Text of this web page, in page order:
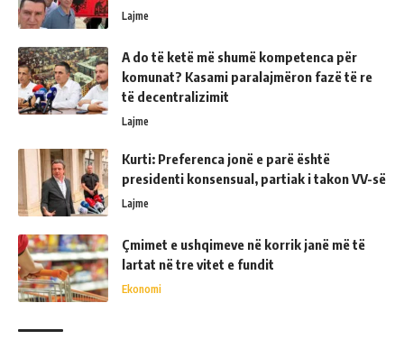
Lajme
A do të ketë më shumë kompetenca për
komunat? Kasami paralajmëron fazë të re
të decentralizimit
Lajme
Kurti: Preferenca jonë e parë është
presidenti konsensual, partiak i takon VV-së
Lajme
Çmimet e ushqimeve në korrik janë më të
lartat në tre vitet e fundit
Ekonomi